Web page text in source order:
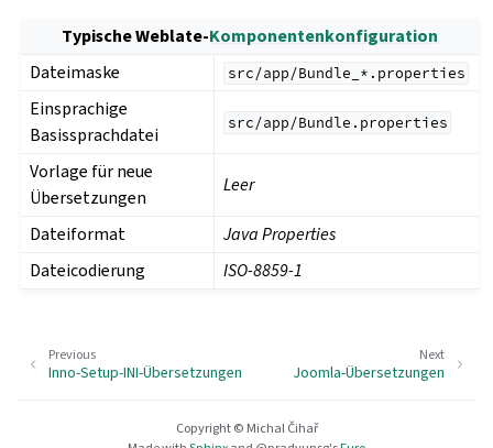
Typische Weblate-Komponentenkonfiguration
Dateimaske
src/app/Bundle_*.properties
Einsprachige
Basissprachdatei
src/app/Bundle.properties
Vorlage für neue
Übersetzungen
Leer
Dateiformat
Java Properties
Dateicodierung
ISO-8859-1
Next
Joomla-Übersetzungen
Previous
Inno-Setup-INI-Übersetzungen
Copyright © Michal Čihař